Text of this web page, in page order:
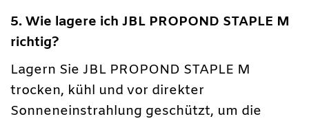
5. Wie lagere ich JBL PROPOND STAPLE M
richtig?
Lagern Sie JBL PROPOND STAPLE M
trocken, kühl und vor direkter
Sonneneinstrahlung geschützt, um die